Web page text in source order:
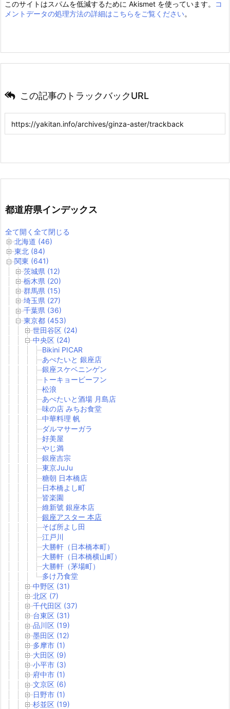
このサイトはスパムを低減するために Akismet を使っています。
コ
メントデータの処理方法の詳細はこちらをご覧ください。
この記事のトラックバックURL
都道府県インデックス
全て開く 全て閉じる
北海道 (46)
東北 (84)
関東 (641)
茨城県 (12)
栃木県 (20)
群馬県 (15)
埼玉県 (27)
千葉県 (36)
東京都 (453)
世田谷区 (24)
中央区 (24)
Bikini PICAR
あぺたいと 銀座店
銀座スケベニンゲン
トーキョービーフン
松浪
あぺたいと酒場 月島店
味の店 みちお食堂
中華料理 帆
ダルマサーガラ
好美屋
やじ満
銀座吉宗
東京JuJu
糖朝 日本橋店
日本橋よし町
皆楽園
維新號 銀座本店
銀座アスター 本店
そば所よし田
江戸川
大勝軒（日本橋本町）
大勝軒（日本橋横山町）
大勝軒（茅場町）
多け乃食堂
中野区 (31)
北区 (7)
千代田区 (37)
台東区 (31)
品川区 (19)
墨田区 (12)
多摩市 (1)
大田区 (9)
小平市 (3)
府中市 (1)
文京区 (6)
日野市 (1)
杉並区 (19)